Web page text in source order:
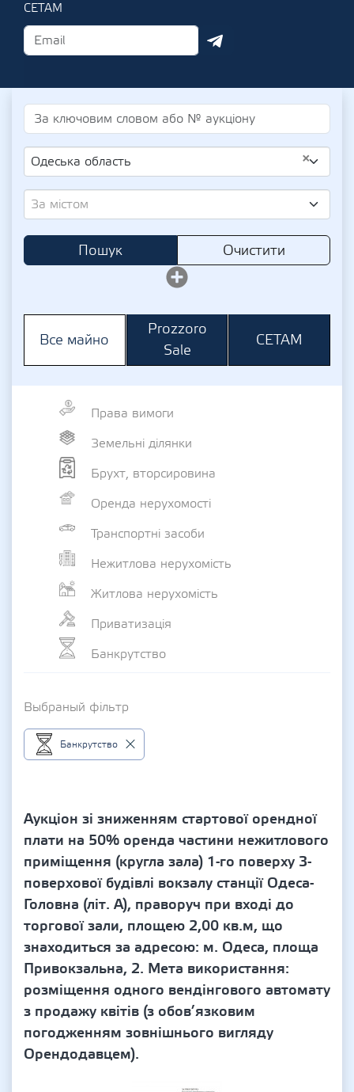
СЕТАМ
×
Одеська область
За містом
Пошук Очистити
Все майно
Prozzoro
Sale
СЕТАМ
Права вимоги
Земельні ділянки
Брухт, вторсировина
Оренда нерухомості
Транспортні засоби
Нежитлова нерухомість
Житлова нерухомість
Приватизація
Банкрутство
Выбраный фільтр
Банкрутство
Аукціон зі зниженням стартової орендної
плати на 50% оренда частини нежитлового
приміщення (кругла зала) 1-го поверху 3-
поверхової будівлі вокзалу станції Одеса-
Головна (літ. А), праворуч при вході до
торгової зали, площею 2,00 кв.м, що
знаходиться за адресою: м. Одеса, площа
Привокзальна, 2. Мета використання:
розміщення одного вендінгового автомату
з продажу квітів (з обов’язковим
погодженням зовнішнього вигляду
Орендодавцем).